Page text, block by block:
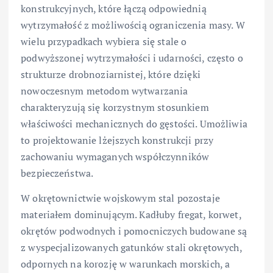
konstrukcyjnych, które łączą odpowiednią
wytrzymałość z możliwością ograniczenia masy. W
wielu przypadkach wybiera się stale o
podwyższonej wytrzymałości i udarności, często o
strukturze drobnoziarnistej, które dzięki
nowoczesnym metodom wytwarzania
charakteryzują się korzystnym stosunkiem
właściwości mechanicznych do gęstości. Umożliwia
to projektowanie lżejszych konstrukcji przy
zachowaniu wymaganych współczynników
bezpieczeństwa.
W okrętownictwie wojskowym stal pozostaje
materiałem dominującym. Kadłuby fregat, korwet,
okrętów podwodnych i pomocniczych budowane są
z wyspecjalizowanych gatunków stali okrętowych,
odpornych na korozję w warunkach morskich, a